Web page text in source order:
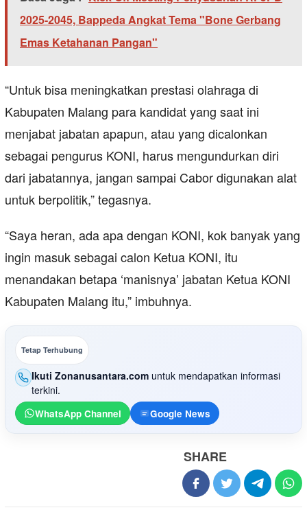
2025-2045, Bappeda Angkat Tema "Bone Gerbang
Emas Ketahanan Pangan"
“Untuk bisa meningkatkan prestasi olahraga di
Kabupaten Malang para kandidat yang saat ini
menjabat jabatan apapun, atau yang dicalonkan
sebagai pengurus KONI, harus mengundurkan diri
dari jabatannya, jangan sampai Cabor digunakan alat
untuk berpolitik,” tegasnya.
“Saya heran, ada apa dengan KONI, kok banyak yang
ingin masuk sebagai calon Ketua KONI, itu
menandakan betapa ‘manisnya’ jabatan Ketua KONI
Kabupaten Malang itu,” imbuhnya.
Tetap Terhubung
Ikuti Zonanusantara.com untuk mendapatkan informasi
terkini.
WhatsApp Channel Google News
SHARE